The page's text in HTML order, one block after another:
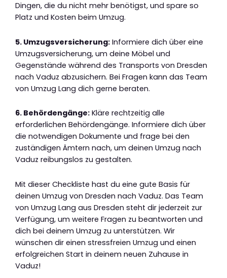
Dingen, die du nicht mehr benötigst, und spare so
Platz und Kosten beim Umzug.
5. Umzugsversicherung: Informiere dich über eine
Umzugsversicherung, um deine Möbel und
Gegenstände während des Transports von Dresden
nach Vaduz abzusichern. Bei Fragen kann das Team
von Umzug Lang dich gerne beraten.
6. Behördengänge: Kläre rechtzeitig alle
erforderlichen Behördengänge. Informiere dich über
die notwendigen Dokumente und frage bei den
zuständigen Ämtern nach, um deinen Umzug nach
Vaduz reibungslos zu gestalten.
Mit dieser Checkliste hast du eine gute Basis für
deinen Umzug von Dresden nach Vaduz. Das Team
von Umzug Lang aus Dresden steht dir jederzeit zur
Verfügung, um weitere Fragen zu beantworten und
dich bei deinem Umzug zu unterstützen. Wir
wünschen dir einen stressfreien Umzug und einen
erfolgreichen Start in deinem neuen Zuhause in
Vaduz!